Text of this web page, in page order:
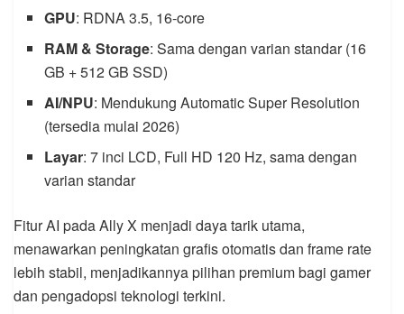
GPU: RDNA 3.5, 16-core
RAM & Storage: Sama dengan varian standar (16
GB + 512 GB SSD)
AI/NPU: Mendukung Automatic Super Resolution
(tersedia mulai 2026)
Layar: 7 inci LCD, Full HD 120 Hz, sama dengan
varian standar
Fitur AI pada Ally X menjadi daya tarik utama,
menawarkan peningkatan grafis otomatis dan frame rate
lebih stabil, menjadikannya pilihan premium bagi gamer
dan pengadopsi teknologi terkini.